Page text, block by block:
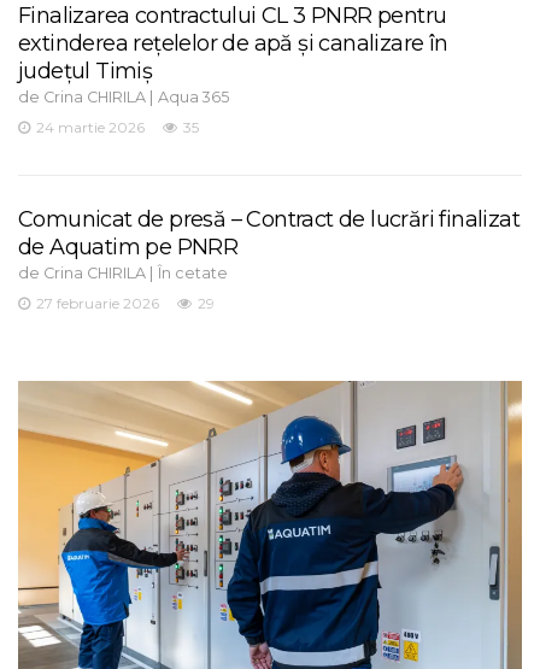
Finalizarea contractului CL 3 PNRR pentru
extinderea rețelelor de apă și canalizare în
județul Timiș
de Crina CHIRILA | Aqua 365
24 martie 2026
35
Comunicat de presă – Contract de lucrări finalizat
de Aquatim pe PNRR
de Crina CHIRILA | În cetate
27 februarie 2026
29